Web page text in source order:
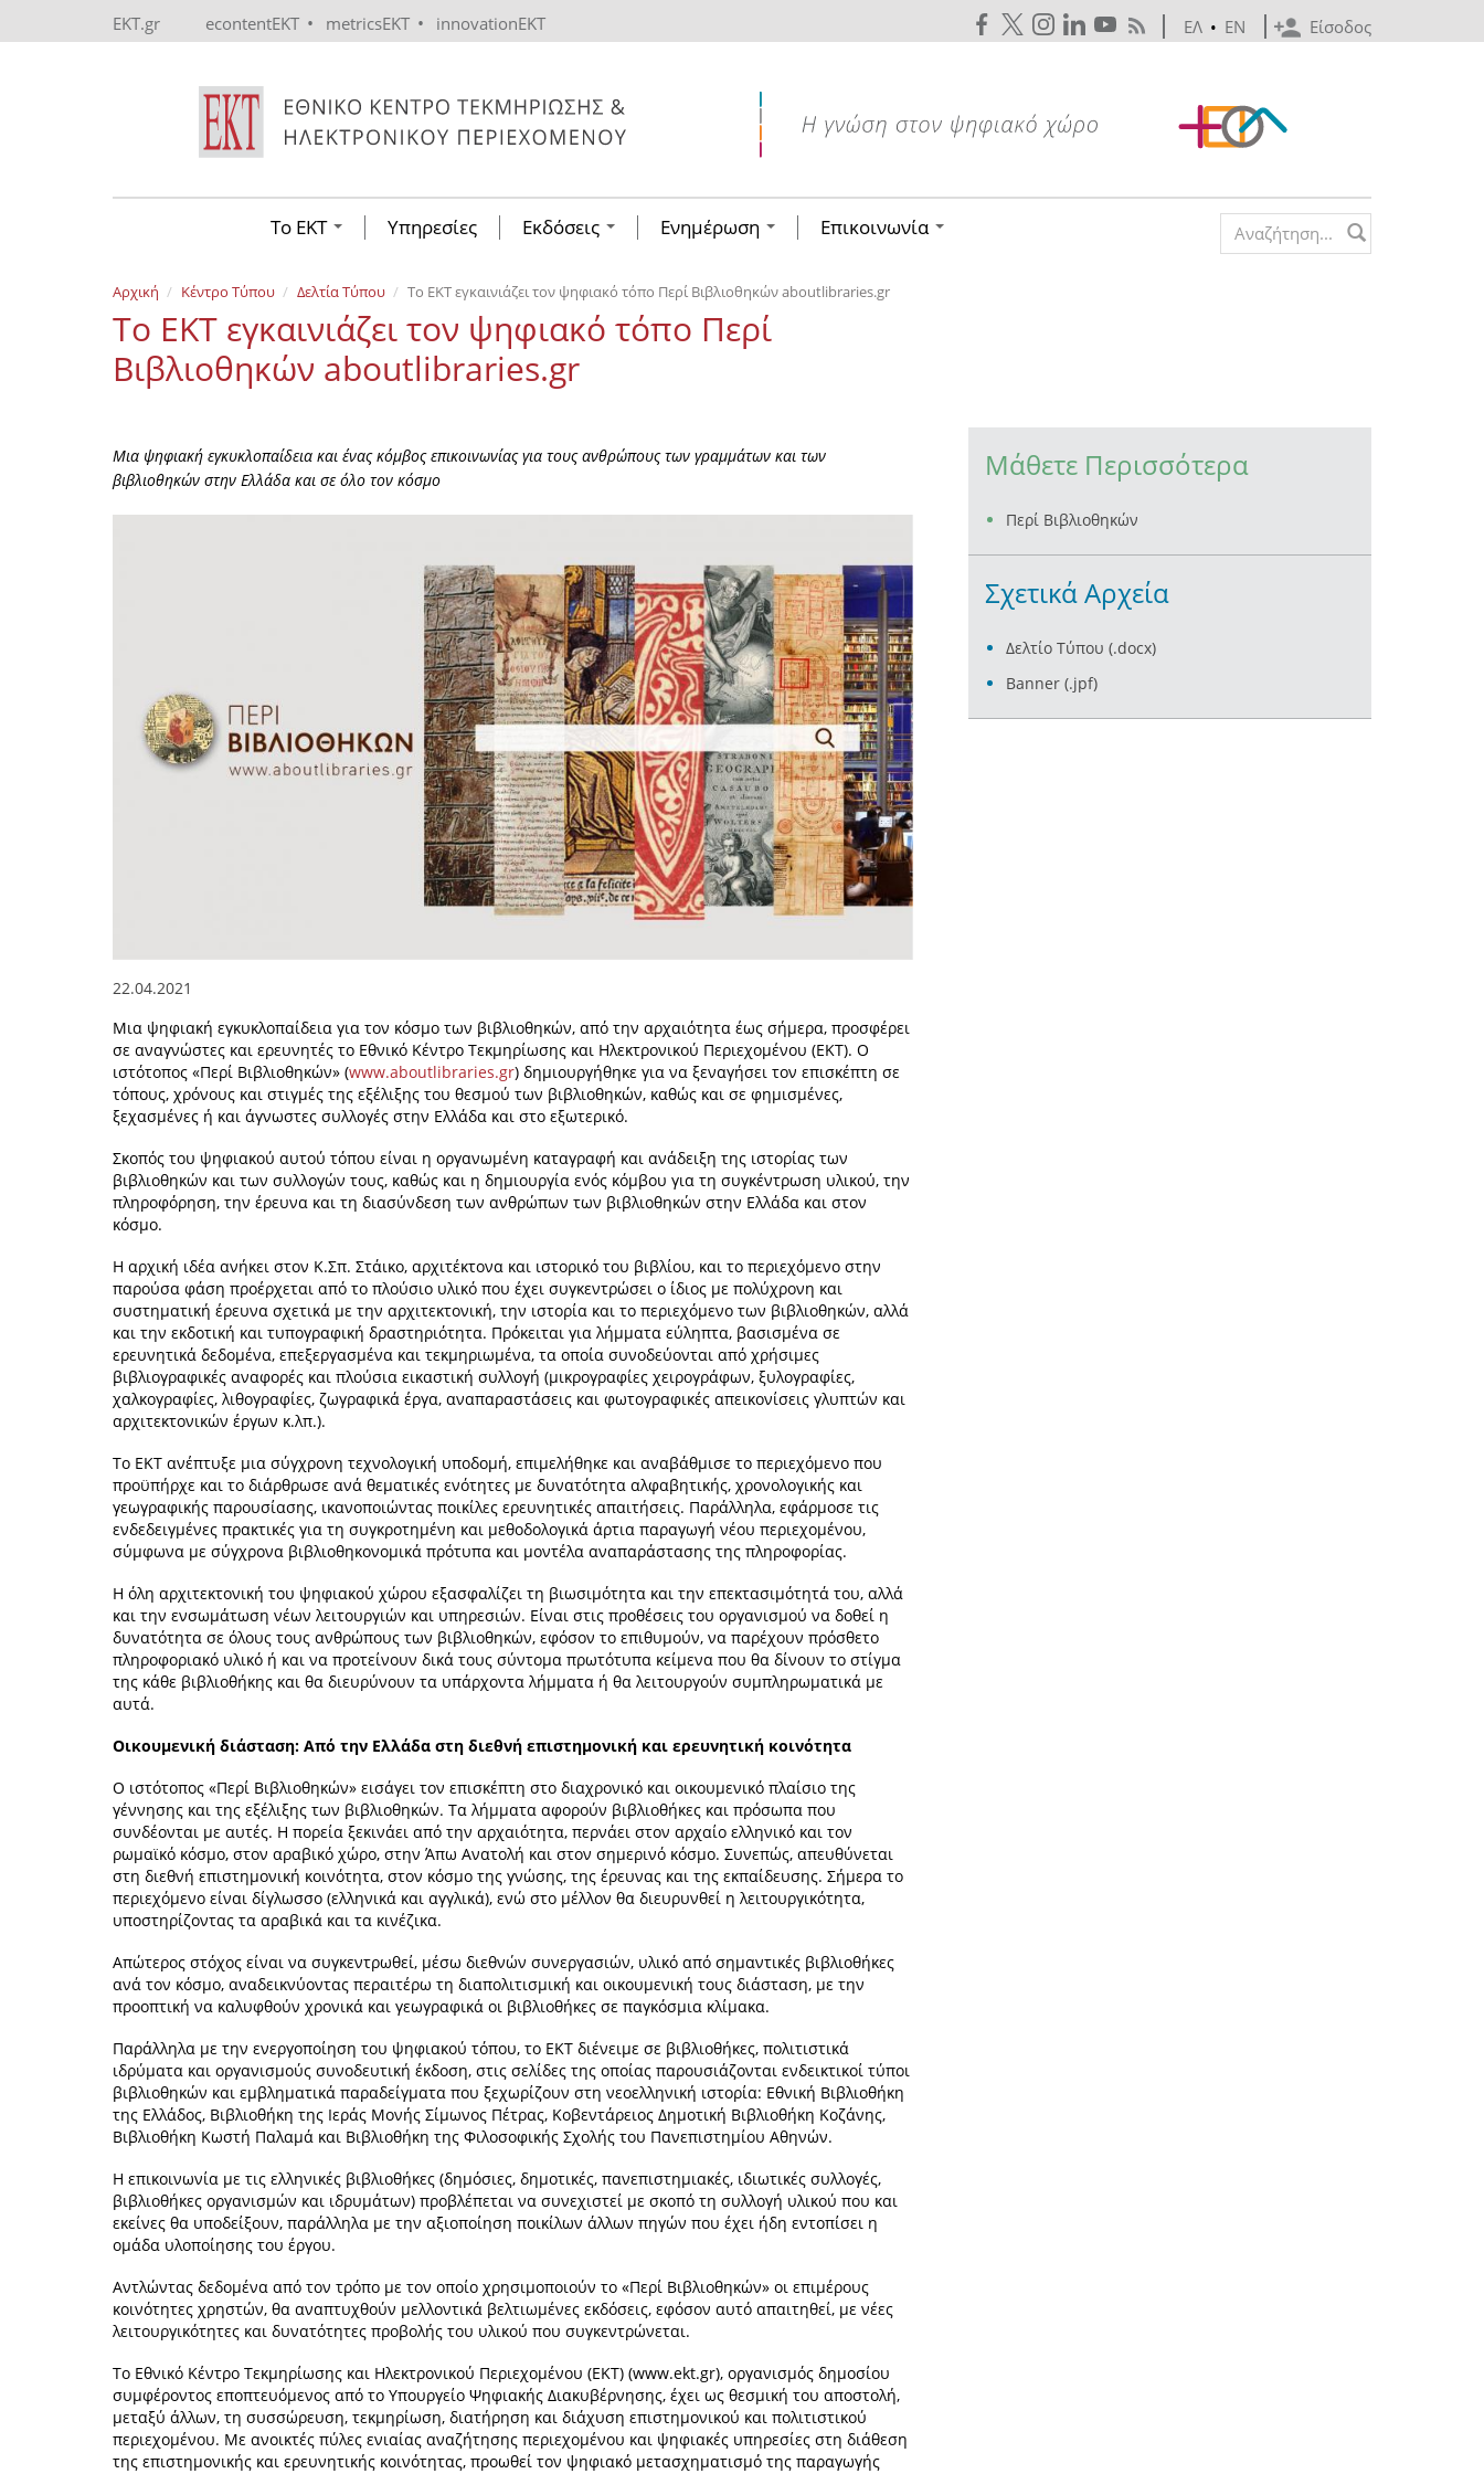
EKT.gr econtentEKT • metricsEKT • innovationEKT Είσοδος
ΕΛ • EN
Το ΕΚΤ Υπηρεσίες Εκδόσεις Ενημέρωση Επικοινωνία Search form
Αρχική Κέντρο Τύπου Δελτία Τύπου Το ΕΚΤ εγκαινιάζει τον ψηφιακό τόπο Περί Βιβλιοθηκών aboutlibraries.gr
Το ΕΚΤ εγκαινιάζει τον ψηφιακό τόπο Περί
Βιβλιοθηκών aboutlibraries.gr
Μια ψηφιακή εγκυκλοπαίδεια και ένας κόμβος επικοινωνίας για τους ανθρώπους των γραμμάτων και των
βιβλιοθηκών στην Ελλάδα και σε όλο τον κόσμο
22.04.2021
Μια ψηφιακή εγκυκλοπαίδεια για τον κόσμο των βιβλιοθηκών, από την αρχαιότητα έως σήμερα, προσφέρει
σε αναγνώστες και ερευνητές το Εθνικό Κέντρο Τεκμηρίωσης και Ηλεκτρονικού Περιεχομένου (ΕΚΤ). Ο
ιστότοπος «Περί Βιβλιοθηκών» (www.aboutlibraries.gr) δημιουργήθηκε για να ξεναγήσει τον επισκέπτη σε
τόπους, χρόνους και στιγμές της εξέλιξης του θεσμού των βιβλιοθηκών, καθώς και σε φημισμένες,
ξεχασμένες ή και άγνωστες συλλογές στην Ελλάδα και στο εξωτερικό.
Σκοπός του ψηφιακού αυτού τόπου είναι η οργανωμένη καταγραφή και ανάδειξη της ιστορίας των
βιβλιοθηκών και των συλλογών τους, καθώς και η δημιουργία ενός κόμβου για τη συγκέντρωση υλικού, την
πληροφόρηση, την έρευνα και τη διασύνδεση των ανθρώπων των βιβλιοθηκών στην Ελλάδα και στον
κόσμο.
Η αρχική ιδέα ανήκει στον Κ.Σπ. Στάικο, αρχιτέκτονα και ιστορικό του βιβλίου, και το περιεχόμενο στην
παρούσα φάση προέρχεται από το πλούσιο υλικό που έχει συγκεντρώσει ο ίδιος με πολύχρονη και
συστηματική έρευνα σχετικά με την αρχιτεκτονική, την ιστορία και το περιεχόμενο των βιβλιοθηκών, αλλά
και την εκδοτική και τυπογραφική δραστηριότητα. Πρόκειται για λήμματα εύληπτα, βασισμένα σε
ερευνητικά δεδομένα, επεξεργασμένα και τεκμηριωμένα, τα οποία συνοδεύονται από χρήσιμες
βιβλιογραφικές αναφορές και πλούσια εικαστική συλλογή (μικρογραφίες χειρογράφων, ξυλογραφίες,
χαλκογραφίες, λιθογραφίες, ζωγραφικά έργα, αναπαραστάσεις και φωτογραφικές απεικονίσεις γλυπτών και
αρχιτεκτονικών έργων κ.λπ.).
Το ΕΚΤ ανέπτυξε μια σύγχρονη τεχνολογική υποδομή, επιμελήθηκε και αναβάθμισε το περιεχόμενο που
προϋπήρχε και το διάρθρωσε ανά θεματικές ενότητες με δυνατότητα αλφαβητικής, χρονολογικής και
γεωγραφικής παρουσίασης, ικανοποιώντας ποικίλες ερευνητικές απαιτήσεις. Παράλληλα, εφάρμοσε τις
ενδεδειγμένες πρακτικές για τη συγκροτημένη και μεθοδολογικά άρτια παραγωγή νέου περιεχομένου,
σύμφωνα με σύγχρονα βιβλιοθηκονομικά πρότυπα και μοντέλα αναπαράστασης της πληροφορίας.
Η όλη αρχιτεκτονική του ψηφιακού χώρου εξασφαλίζει τη βιωσιμότητα και την επεκτασιμότητά του, αλλά
και την ενσωμάτωση νέων λειτουργιών και υπηρεσιών. Είναι στις προθέσεις του οργανισμού να δοθεί η
δυνατότητα σε όλους τους ανθρώπους των βιβλιοθηκών, εφόσον το επιθυμούν, να παρέχουν πρόσθετο
πληροφοριακό υλικό ή και να προτείνουν δικά τους σύντομα πρωτότυπα κείμενα που θα δίνουν το στίγμα
της κάθε βιβλιοθήκης και θα διευρύνουν τα υπάρχοντα λήμματα ή θα λειτουργούν συμπληρωματικά με
αυτά.
Οικουμενική διάσταση: Από την Ελλάδα στη διεθνή επιστημονική και ερευνητική κοινότητα
Ο ιστότοπος «Περί Βιβλιοθηκών» εισάγει τον επισκέπτη στο διαχρονικό και οικουμενικό πλαίσιο της
γέννησης και της εξέλιξης των βιβλιοθηκών. Τα λήμματα αφορούν βιβλιοθήκες και πρόσωπα που
συνδέονται με αυτές. Η πορεία ξεκινάει από την αρχαιότητα, περνάει στον αρχαίο ελληνικό και τον
ρωμαϊκό κόσμο, στον αραβικό χώρο, στην Άπω Ανατολή και στον σημερινό κόσμο. Συνεπώς, απευθύνεται
στη διεθνή επιστημονική κοινότητα, στον κόσμο της γνώσης, της έρευνας και της εκπαίδευσης. Σήμερα το
περιεχόμενο είναι δίγλωσσο (ελληνικά και αγγλικά), ενώ στο μέλλον θα διευρυνθεί η λειτουργικότητα,
υποστηρίζοντας τα αραβικά και τα κινέζικα.
Απώτερος στόχος είναι να συγκεντρωθεί, μέσω διεθνών συνεργασιών, υλικό από σημαντικές βιβλιοθήκες
ανά τον κόσμο, αναδεικνύοντας περαιτέρω τη διαπολιτισμική και οικουμενική τους διάσταση, με την
προοπτική να καλυφθούν χρονικά και γεωγραφικά οι βιβλιοθήκες σε παγκόσμια κλίμακα.
Παράλληλα με την ενεργοποίηση του ψηφιακού τόπου, το ΕΚΤ διένειμε σε βιβλιοθήκες, πολιτιστικά
ιδρύματα και οργανισμούς συνοδευτική έκδοση, στις σελίδες της οποίας παρουσιάζονται ενδεικτικοί τύποι
βιβλιοθηκών και εμβληματικά παραδείγματα που ξεχωρίζουν στη νεοελληνική ιστορία: Εθνική Βιβλιοθήκη
της Ελλάδος, Βιβλιοθήκη της Ιεράς Μονής Σίμωνος Πέτρας, Κοβεντάρειος Δημοτική Βιβλιοθήκη Κοζάνης,
Βιβλιοθήκη Κωστή Παλαμά και Βιβλιοθήκη της Φιλοσοφικής Σχολής του Πανεπιστημίου Αθηνών.
Η επικοινωνία με τις ελληνικές βιβλιοθήκες (δημόσιες, δημοτικές, πανεπιστημιακές, ιδιωτικές συλλογές,
βιβλιοθήκες οργανισμών και ιδρυμάτων) προβλέπεται να συνεχιστεί με σκοπό τη συλλογή υλικού που και
εκείνες θα υποδείξουν, παράλληλα με την αξιοποίηση ποικίλων άλλων πηγών που έχει ήδη εντοπίσει η
ομάδα υλοποίησης του έργου.
Αντλώντας δεδομένα από τον τρόπο με τον οποίο χρησιμοποιούν το «Περί Βιβλιοθηκών» οι επιμέρους
κοινότητες χρηστών, θα αναπτυχθούν μελλοντικά βελτιωμένες εκδόσεις, εφόσον αυτό απαιτηθεί, με νέες
λειτουργικότητες και δυνατότητες προβολής του υλικού που συγκεντρώνεται.
Το Εθνικό Κέντρο Τεκμηρίωσης και Ηλεκτρονικού Περιεχομένου (ΕΚΤ) (www.ekt.gr), οργανισμός δημοσίου
συμφέροντος εποπτευόμενος από το Υπουργείο Ψηφιακής Διακυβέρνησης, έχει ως θεσμική του αποστολή,
μεταξύ άλλων, τη συσσώρευση, τεκμηρίωση, διατήρηση και διάχυση επιστημονικού και πολιτιστικού
περιεχομένου. Με ανοικτές πύλες ενιαίας αναζήτησης περιεχομένου και ψηφιακές υπηρεσίες στη διάθεση
της επιστημονικής και ερευνητικής κοινότητας, προωθεί τον ψηφιακό μετασχηματισμό της παραγωγής
Μάθετε Περισσότερα
Περί Βιβλιοθηκών
Σχετικά Αρχεία
Δελτίο Τύπου (.docx)
Banner (.jpf)